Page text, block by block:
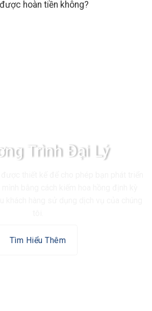
hoàn tiền không?
Trình Đại Lý
Tìm Hiểu Thêm